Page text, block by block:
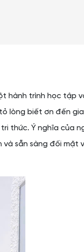
hành trình học tập
lòng biết ơn đến
thức. Ý nghĩa của
sẵn sàng đối mặt